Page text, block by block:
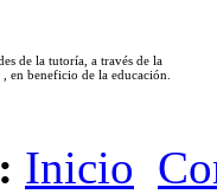
de la tutoría, a través de la
en beneficio de la educación.
Inicio